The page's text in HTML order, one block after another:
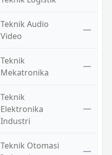
Teknik Audio
Video
Teknik
Mekatronika
Teknik
Elektronika
Industri
Teknik Otomasi